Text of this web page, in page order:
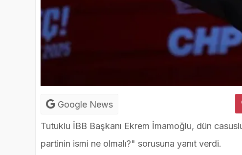
Google News
Tutuklu İBB Başkanı Ekrem İmamoğlu, dün
partinin ismi ne olmalı?" sorusuna yanıt verdi.